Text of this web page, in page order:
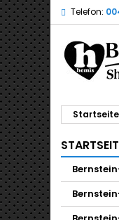
Telefon:
Startseite